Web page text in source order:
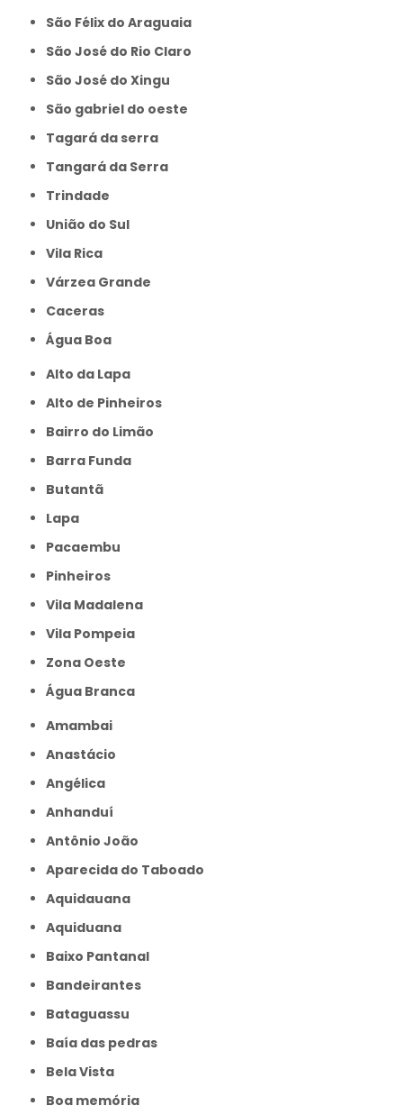
São Félix do Araguaia
São José do Rio Claro
São José do Xingu
São gabriel do oeste
Tagará da serra
Tangará da Serra
Trindade
União do Sul
Vila Rica
Várzea Grande
caceras
Água Boa
Alto da Lapa
Alto de Pinheiros
Bairro do Limão
Barra Funda
Butantã
Lapa
Pacaembu
Pinheiros
Vila Madalena
Vila Pompeia
Zona Oeste
Água Branca
Amambai
Anastácio
Angélica
Anhanduí
Antônio João
Aparecida do Taboado
Aquidauana
Aquiduana
Baixo Pantanal
Bandeirantes
Bataguassu
Baía das pedras
Bela Vista
Boa memória